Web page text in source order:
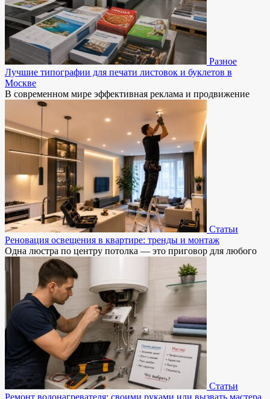
Разное
Лучшие типографии для печати листовок и буклетов в
Москве
В современном мире эффективная реклама и продвижение
Статьи
Реновация освещения в квартире: тренды и монтаж
Одна люстра по центру потолка — это приговор для любого
Статьи
Ремонт водонагревателя: своими руками или вызвать мастера